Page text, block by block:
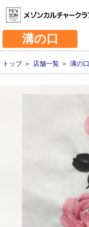
溝の口
トップ＞ 店舗一覧 ＞ 溝の口